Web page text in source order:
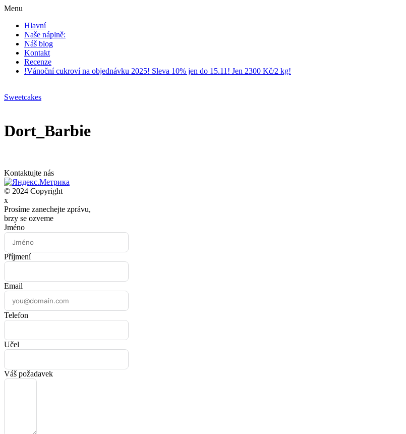
Menu
Hlavní
Naše náplně:
Náš blog
Kontakt
Recenze
!Vánoční cukroví na objednávku 2025! Sleva 10% jen do 15.11! Jen 2300 Kč/2 kg!
Sweetcakes
Dort_Barbie
Kontaktujte nás
© 2024 Copyright
x
Prosíme zanechejte zprávu,
brzy se ozveme
Jméno
Příjmení
Email
Telefon
Učel
Váš požadavek